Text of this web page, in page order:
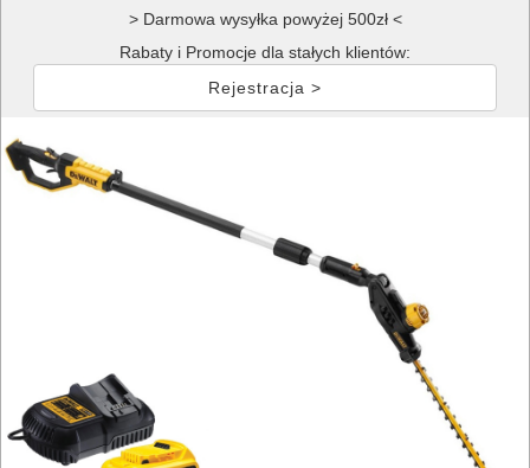
> Darmowa wysyłka powyżej 500zł <
Rabaty i Promocje dla stałych klientów:
Rejestracja >